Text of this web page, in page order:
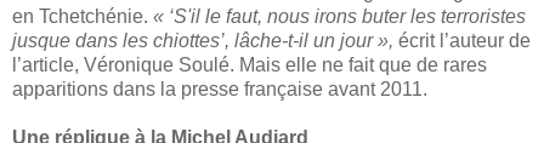
en Tchetchénie. « ‘S'il le faut, nous irons buter les terroristes
jusque dans les chiottes’, lâche-t-il un jour », écrit l’auteur de
l’article, Véronique Soulé. Mais elle ne fait que de rares
apparitions dans la presse française avant 2011.
Une réplique à la Michel Audiard